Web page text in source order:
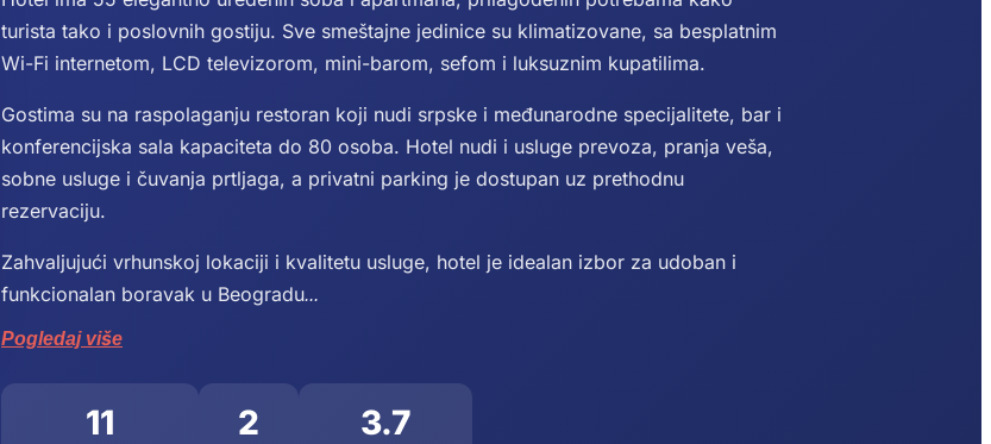
turista tako i poslovnih gostiju. Sve smeštajne jedinice su klimatizovane, sa besplatnim
Wi-Fi internetom, LCD televizorom, mini-barom, sefom i luksuznim kupatilima.
Gostima su na raspolaganju restoran koji nudi srpske i međunarodne specijalitete, bar i
konferencijska sala kapaciteta do 80 osoba. Hotel nudi i usluge prevoza, pranja veša,
sobne usluge i čuvanja prtljaga, a privatni parking je dostupan uz prethodnu
rezervaciju.
Zahvaljujući vrhunskoj lokaciji i kvalitetu usluge, hotel je idealan izbor za udoban i
funkcionalan boravak u Beogradu...
Pogledaj više
11 2 3.7